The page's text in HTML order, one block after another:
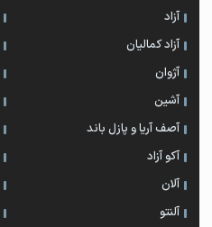
آزاد
آزاد کمالیان
آژوان
آشین
آصف آریا و پازل باند
آکو آزاد
آلان
آلنتو